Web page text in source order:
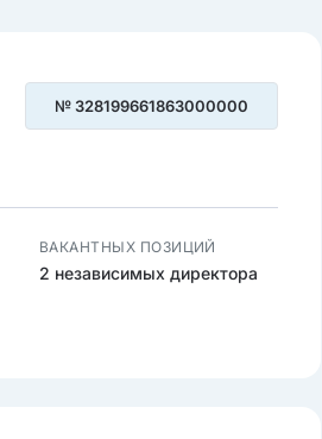
№ 328199661863000000
ВАКАНТНЫХ ПОЗИЦИЙ
2 независимых директора